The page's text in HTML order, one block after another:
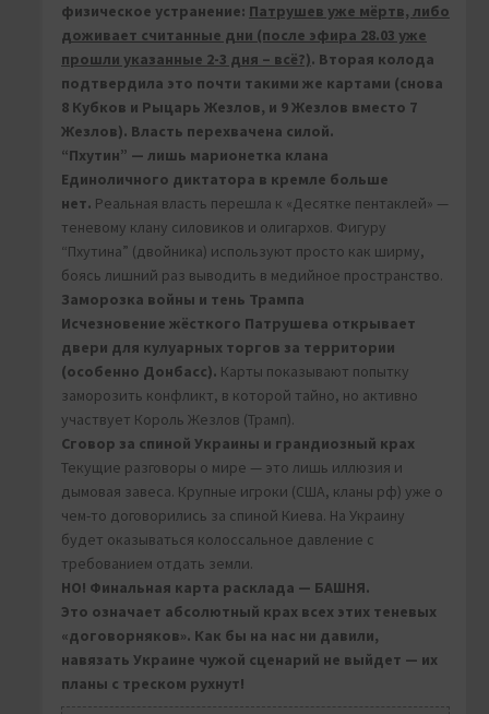
физическое устранение: Патрушев уже мёртв, либо
доживает считанные дни (после эфира 28.03 уже
прошли указанные 2-3 дня – всё?). Вторая колода
подтвердила это почти такими же картами (снова
8 Кубков и Рыцарь Жезлов, и 9 Жезлов вместо 7
Жезлов). Власть перехвачена силой.
“Пхутин” — лишь марионетка клана
Единоличного диктатора в кремле больше
нет. Реальная власть перешла к «Десятке пентаклей» —
теневому клану силовиков и олигархов. Фигуру
“Пхутина” (двойника) используют просто как ширму,
боясь лишний раз выводить в медийное пространство.
Заморозка войны и тень Трампа
Исчезновение жёсткого Патрушева открывает
двери для кулуарных торгов за территории
(особенно Донбасс). Карты показывают попытку
заморозить конфликт, в которой тайно, но активно
участвует Король Жезлов (Трамп).
Сговор за спиной Украины и грандиозный крах
Текущие разговоры о мире — это лишь иллюзия и
дымовая завеса. Крупные игроки (США, кланы рф) уже о
чем-то договорились за спиной Киева. На Украину
будет оказываться колоссальное давление с
требованием отдать земли.
НО! Финальная карта расклада — БАШНЯ.
Это означает абсолютный крах всех этих теневых
«договорняков». Как бы на нас ни давили,
навязать Украине чужой сценарий не выйдет — их
планы с треском рухнут!